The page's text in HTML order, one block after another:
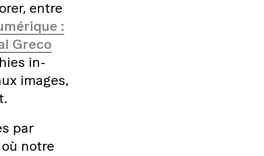
entre
:
Greco
in-
images,
par
notre